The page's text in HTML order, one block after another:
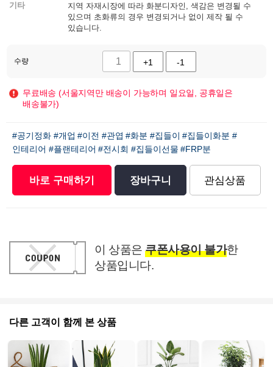
기타
지역 자재시장에 따라 화분디자인, 색감은 변경될 수
있으며 초화류의 경우 변경되거나 없이 제작 될 수
있습니다.
수량 +1 -1
무료배송 (서울지역만 배송이 가능하며 일요일, 공휴일은
배송불가)
#공기정화 #개업 #이전 #관엽 #화분 #집들이 #집들이화분 #
인테리어 #플랜테리어 #전시회 #집들이선물 #FRP분
바로 구매하기 장바구니 관심상품
이 상품은 쿠폰사용이 불가한
상품입니다.
다른 고객이 함께 본 상품